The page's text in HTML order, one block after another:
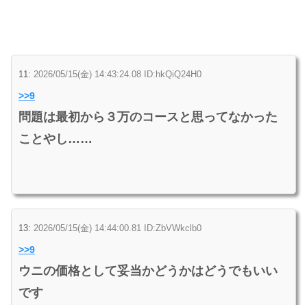
11: 2026/05/15(金) 14:43:24.08 ID:hkQiQ24H0
>>9
問題は最初から３万のコースと思ってなかった
ことやし……
13: 2026/05/15(金) 14:44:00.81 ID:ZbVWkclb0
>>9
ウニの価格として妥当かどうかはどうでもいい
です